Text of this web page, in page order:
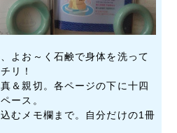
よお～く石鹸で身体を洗って
リ！
＆親切。各ページの下に十四
ース。
むメモ欄まで。自分だけの1冊